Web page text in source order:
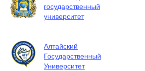
государственный
университет
Алтайский
Государственный
Университет